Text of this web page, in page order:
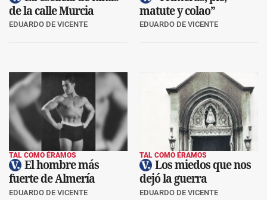
de la calle Murcia
EDUARDO DE VICENTE
matute y colao”
EDUARDO DE VICENTE
TAL COMO ÉRAMOS
El hombre más
fuerte de Almería
EDUARDO DE VICENTE
TAL COMO ÉRAMOS
Los miedos que nos
dejó la guerra
EDUARDO DE VICENTE